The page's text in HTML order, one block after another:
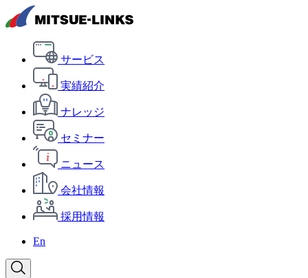
サービス
実績紹介
ナレッジ
セミナー
ニュース
会社情報
採用情報
En